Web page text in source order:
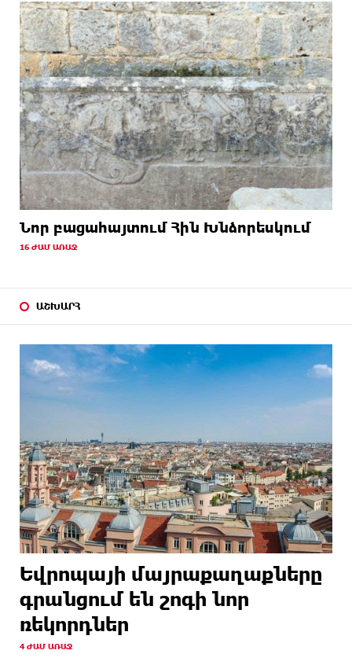
Նոր բացահայտում Հին Խնձորեսկում
16 ԺԱՄ ԱՌԱՋ
ԱՇԽԱՐՀ
Եվրոպայի մայրաքաղաքները
գրանցում են շոգի նոր
ռեկորդներ
4 ԺԱՄ ԱՌԱՋ